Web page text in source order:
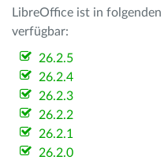
LibreOffice ist in folgenden
verfügbar:
26.2.5
26.2.4
26.2.3
26.2.2
26.2.1
26.2.0